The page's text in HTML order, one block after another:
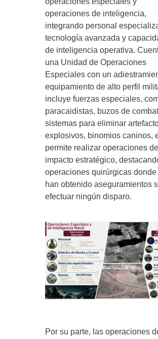
operaciones de inteligencia,
integrando personal
tecnología avanzada y
de inteligencia operativa.
una Unidad de Operaciones
Especiales con un
equipamiento de alto perfil
incluye fuerzas especiales,
paracaidistas, buzos de
sistemas para eliminar
explosivos, binomios caninos,
permite realizar operaciones
impacto estratégico,
operaciones quirúrgicas donde
han obtenido aseguramientos
efectuar ningún disparo.
Por su parte, las operaciones